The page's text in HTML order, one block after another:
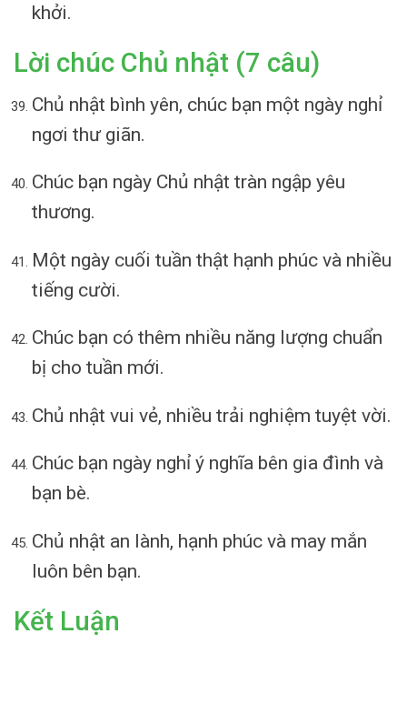
khởi.
Lời chúc Chủ nhật (7 câu)
Chủ nhật bình yên, chúc bạn một ngày nghỉ
ngơi thư giãn.
Chúc bạn ngày Chủ nhật tràn ngập yêu
thương.
Một ngày cuối tuần thật hạnh phúc và nhiều
tiếng cười.
Chúc bạn có thêm nhiều năng lượng chuẩn
bị cho tuần mới.
Chủ nhật vui vẻ, nhiều trải nghiệm tuyệt vời.
Chúc bạn ngày nghỉ ý nghĩa bên gia đình và
bạn bè.
Chủ nhật an lành, hạnh phúc và may mắn
luôn bên bạn.
Kết Luận